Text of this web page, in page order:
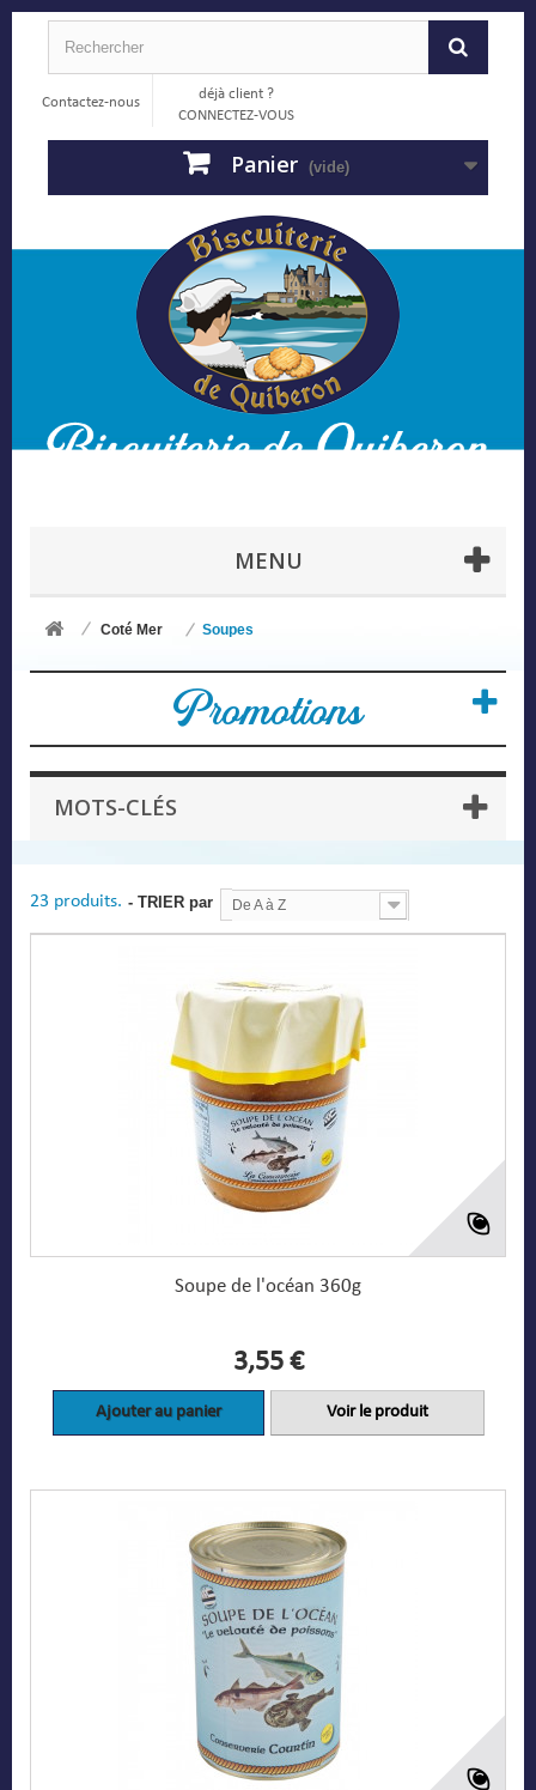
Contactez-nous
déjà client ?
CONNECTEZ-VOUS
Panier (vide)
MENU
Coté Mer Soupes
Promotions
MOTS-CLÉS
23 produits. - TRIER par De A à Z
Soupe de l'océan 360g
3,55 €
Ajouter au panier Voir le produit